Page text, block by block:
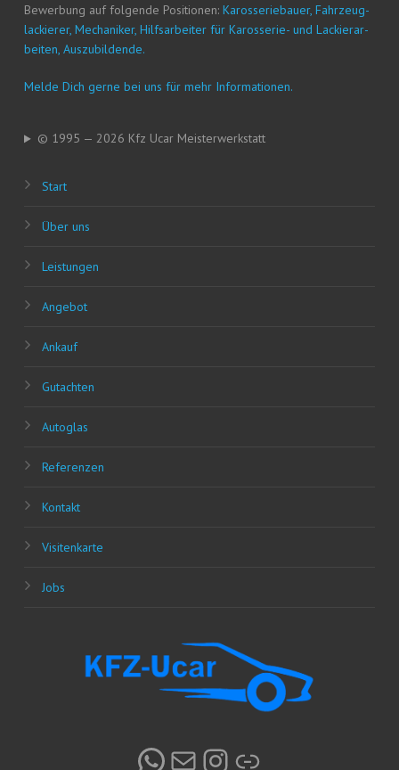
Bewer­bung auf fol­gen­de Posi­tio­nen: Karos­se­rie­bau­er, Fahr­zeug­
la­ckie­rer, Mecha­ni­ker, Hilfs­ar­bei­ter für Karos­se­rie- und Lackier­ar­
bei­ten, Auszubildende.
Mel­de Dich ger­ne bei uns für mehr Informationen.
© 1995 — 2026 Kfz Ucar Meisterwerkstatt
Start
Über uns
Leis­tun­gen
Ange­bot
Ankauf
Gut­ach­ten
Auto­glas
Refe­ren­zen
Kon­takt
Visi­ten­kar­te
Jobs
WhatsApp
E-MailInstagram
Link